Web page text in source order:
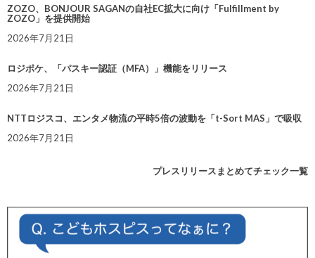
ZOZO、BONJOUR SAGANの自社EC拡大に向け「Fulfillment by
ZOZO」を提供開始
2026年7月21日
ロジポケ、「パスキー認証（MFA）」機能をリリース
2026年7月21日
NTTロジスコ、エンタメ物流の平時5倍の波動を「t-Sort MAS」で吸収
2026年7月21日
プレスリリースまとめてチェック一覧